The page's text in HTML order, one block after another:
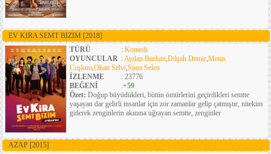
EV KIRA SEMT BIZIM [2018]
TÜRÜ
: Komedi
OYUNCULAR :Aydan Burhan,Dilşah Demir,Metin
Coşkun,Okan Selvi,Suna Selen
İZLENME
: 23776
BEĞENİ
:+59
Özet: Doğup büyüdükleri, bütün ömürlerini geçirdikleri semtte
yaşayan dar gelirli insanlar için zor zamanlar gelip çatmıştır, nitekim
giderek zenginlerin akınına uğrayan semtte, zenginler
AZAP [2015]